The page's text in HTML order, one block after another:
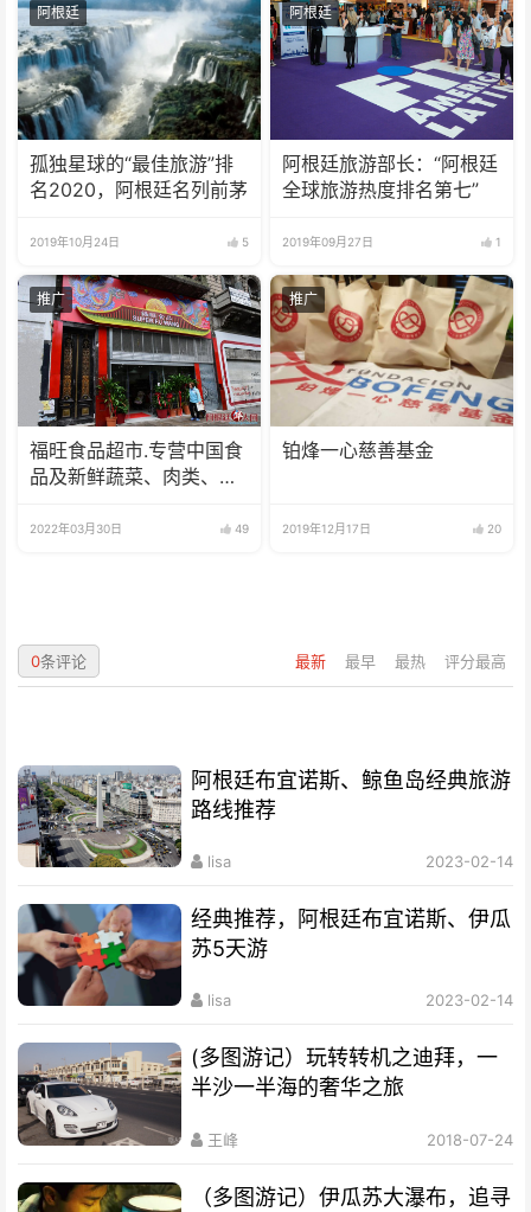
阿根廷
孤独星球的“最佳旅游”排
名2020，阿根廷名列前茅
2019年10月24日 5
阿根廷
阿根廷旅游部长：“阿根廷
全球旅游热度排名第七”
2019年09月27日 1
推广
福旺食品超市.专营中国食
品及新鲜蔬菜、肉类、
2022年03月30日 49
推广
铂烽一心慈善基金
2019年12月17日 20
最新 最早 最热 评分最高
0条评论
阿根廷布宜诺斯、鲸鱼岛经典旅游
路线推荐
lisa 2023-02-14
经典推荐，阿根廷布宜诺斯、伊瓜
苏5天游
lisa 2023-02-14
(多图游记）玩转转机之迪拜，一
半沙一半海的奢华之旅
王峰 2018-07-24
（多图游记）伊瓜苏大瀑布，追寻